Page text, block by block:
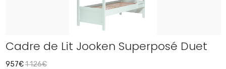
Cadre de Lit Jooken Superposé Duet
957€1 126€